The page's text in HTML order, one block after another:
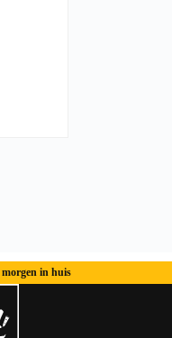
morgen in huis